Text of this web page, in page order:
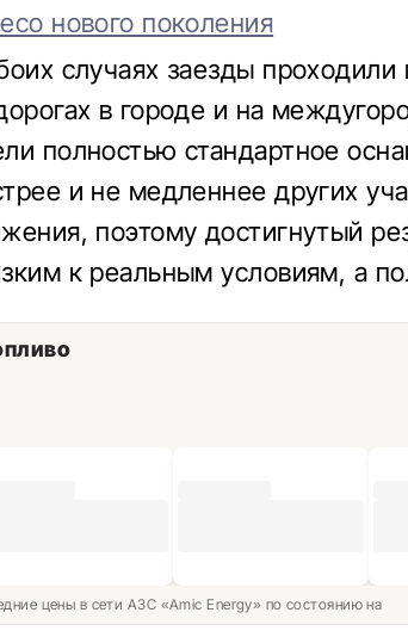
нового поколения
случаях заезды
в городе и на
полностью стандартное
и не медленнее других
поэтому достигнутый
к реальным условиям, а
цены в сети АЗС «Amic Energy» по состоянию на